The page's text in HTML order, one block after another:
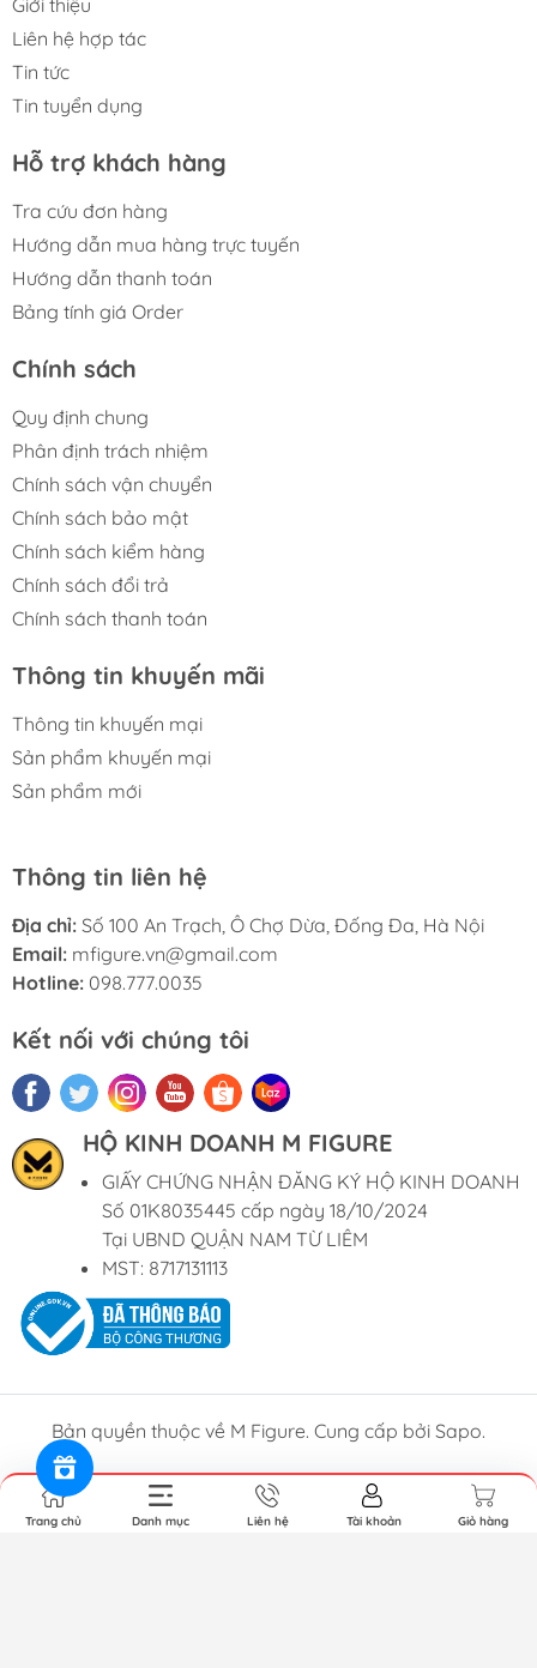
-----
———— M FIGURE———————
🏢 Tell: 098.777.00.35 or 090.345.2816
#figure #mo_hinh #mo_hinh_nhan_vat
#mo_hinh_anime #anime_figure #figure
#mo_hinh_chinh_hang #mo_hinh_figure
#figure_chinh_hang #mo_hinh_tinh #nendoroid
#gameprize #scalefigure #hatsunemiku
Liên hệ hợp tác
Tin tức
Tin tuyển dụng
Hỗ trợ khách hàng
Tra cứu đơn hàng
Hướng dẫn mua hàng trực tuyến
Hướng dẫn thanh toán
Bảng tính giá Order
Chính sách
Quy định chung
Phân định trách nhiệm
Chính sách vận chuyển
Chính sách bảo mật
Chính sách kiểm hàng
Chính sách đổi trả
Chính sách thanh toán
Thông tin khuyến mãi
Thông tin khuyến mại
Sản phẩm khuyến mại
Sản phẩm mới
Thông tin liên hệ
Địa chỉ: Số 100 An Trạch, Ô Chợ Dừa, Đống Đa, Hà Nội
Email: mfigure.vn@gmail.com
Hotline: 098.777.0035
Kết nối với chúng tôi
HỘ KINH DOANH M FIGURE
GIẤY CHỨNG NHẬN ĐĂNG KÝ HỘ KINH DOANH
Số 01K8035445 cấp ngày 18/10/2024
Tại UBND QUẬN NAM TỪ LIÊM
MST: 8717131113
Bản quyền thuộc về M Figure. Cung cấp bởi Sapo.
Trang chủ Danh mục Liên hệ Tài khoản Giỏ hàng